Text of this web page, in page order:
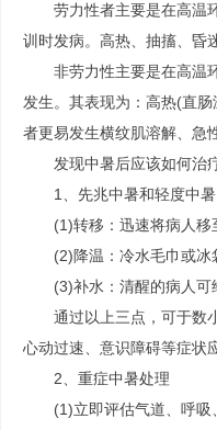
劳力性者主要是在高温环
训时发病。高热、抽搐、昏
非劳力性主要是在高温环
发生。其表现为：高热(直
者更易发生横纹肌溶解、急
发现中暑后应该如何治
1、先兆中暑和轻度中暑
(1)转移：迅速将病人移至
(2)降温：冷水毛巾或冰袋
(3)补水：清醒的病人可给
通过以上三点，可于数小
心动过速、意识障碍等症状
2、重症中暑处理
(1)立即评估气道、呼吸、